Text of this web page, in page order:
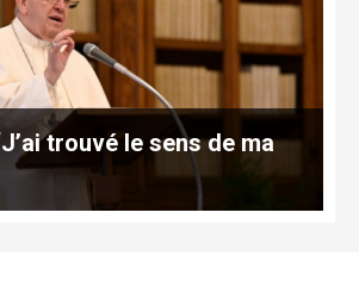
trouvé le sens de ma